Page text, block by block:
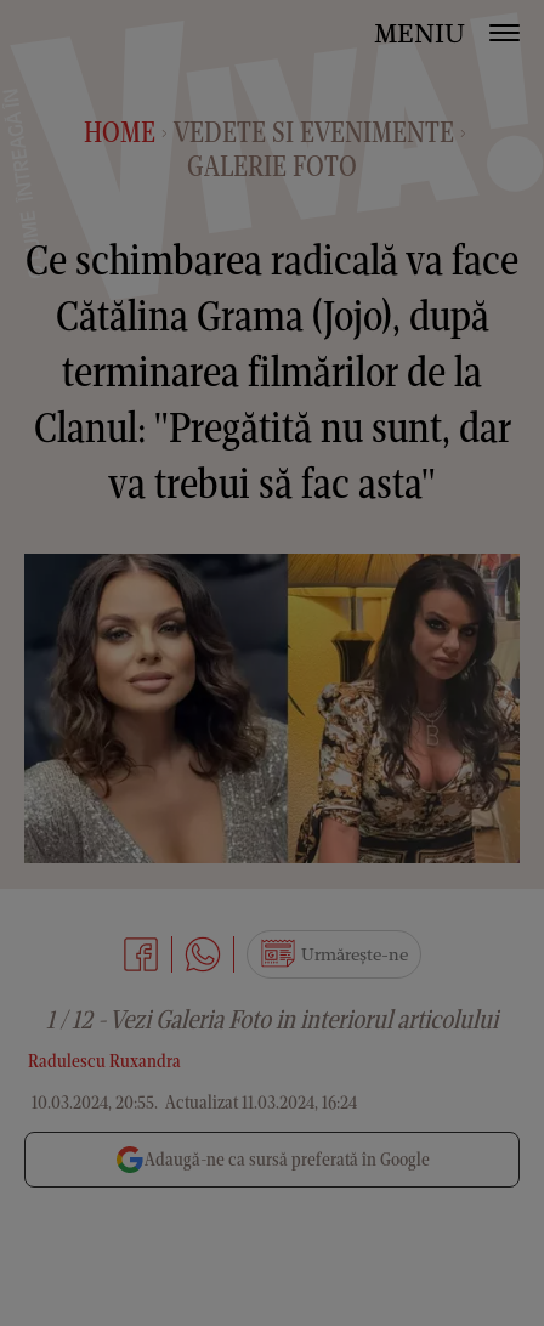
MENIU
HOME > VEDETE SI EVENIMENTE >
GALERIE FOTO
Ce schimbarea radicală va face
Cătălina Grama (Jojo), după
terminarea filmărilor de la
Clanul: "Pregătită nu sunt, dar
va trebui să fac asta"
Radulescu Ruxandra
10.03.2024, 20:55. Actualizat 11.03.2024, 16:24
Urmărește-ne
1 / 12 - Vezi Galeria Foto in interiorul articolului
Adaugă-ne ca sursă preferată în Google